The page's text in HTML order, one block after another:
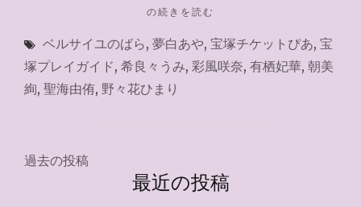
"チ
ッ
ト
あ
の続きを読む
ベルサイユのばら, 夢白あや, 宝塚チケットぴあ, 宝
塚プレイガイド, 希良々うみ, 彩風咲奈, 有栖妃華, 朝美
絢, 聖海由侑, 野々花ひまり
投
過去の投稿
最近の投稿